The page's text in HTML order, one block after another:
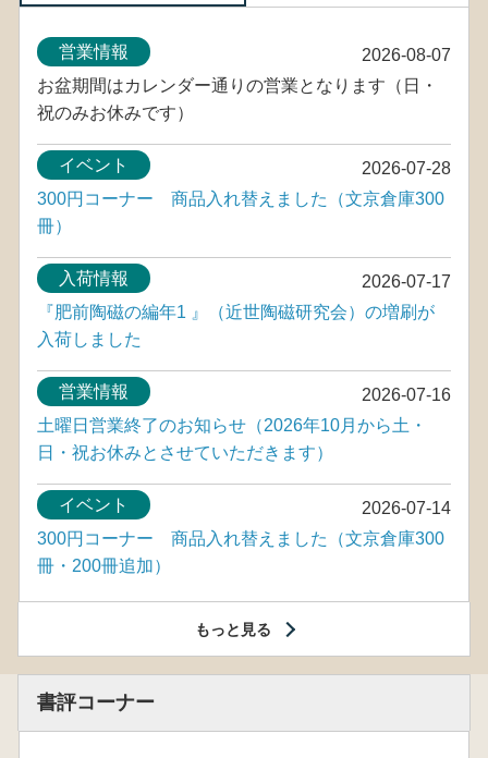
2026-08-07
営業情報
お盆期間はカレンダー通りの営業となります（日・
祝のみお休みです）
2026-07-28
イベント
300円コーナー 商品入れ替えました（文京倉庫300
冊）
2026-07-17
入荷情報
『肥前陶磁の編年1 』（近世陶磁研究会）の増刷が
入荷しました
2026-07-16
営業情報
土曜日営業終了のお知らせ（2026年10月から土・
日・祝お休みとさせていただきます）
2026-07-14
イベント
300円コーナー 商品入れ替えました（文京倉庫300
冊・200冊追加）
もっと見る
書評コーナー